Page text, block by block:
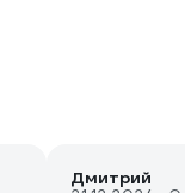
Дмитрий